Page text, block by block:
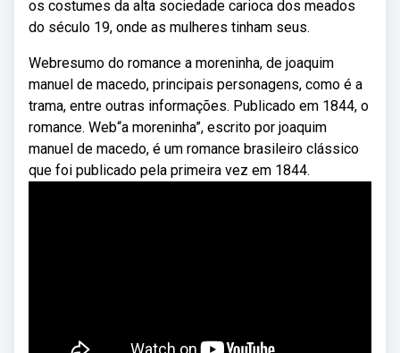
os costumes da alta sociedade carioca dos meados
do século 19, onde as mulheres tinham seus.
Webresumo do romance a moreninha, de joaquim
manuel de macedo, principais personagens, como é a
trama, entre outras informações. Publicado em 1844, o
romance. Web“a moreninha”, escrito por joaquim
manuel de macedo, é um romance brasileiro clássico
que foi publicado pela primeira vez em 1844.